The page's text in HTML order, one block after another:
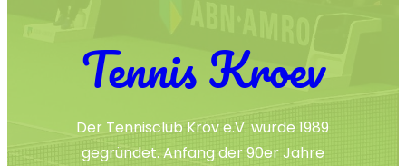
Tennis Kroev
Der Tennisclub Kröv e.V. wurde 1989
gegründet. Anfang der 90er Jahre